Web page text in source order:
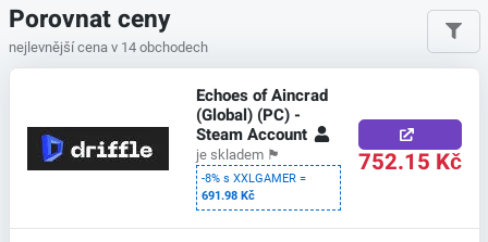
Porovnat ceny
nejlevnější cena v 14 obchodech
Echoes of Aincrad
(Global) (PC) -
Steam Account
je skladem 🏴
-8% s XXLGAMER =
691.98 Kč
752.15 Kč